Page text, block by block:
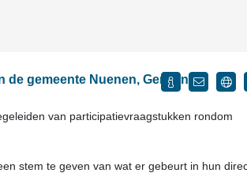
gemeente Nuenen, Gerwen en
van participatievraagstukken rondom
stem te geven van wat er gebeurt in hun